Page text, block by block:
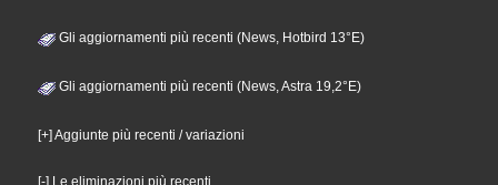
Gli aggiornamenti più recenti (News, Hotbird 13°E)
Gli aggiornamenti più recenti (News, Astra 19,2°E)
[+] Aggiunte più recenti / variazioni
[-] Le eliminazioni più recenti